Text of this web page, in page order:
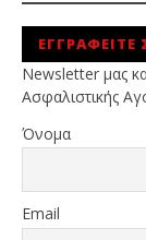
ΕΓΓΡΑΦΕΙΤΕ
Newsletter μας
Ασφαλιστικής
Όνομα
Email